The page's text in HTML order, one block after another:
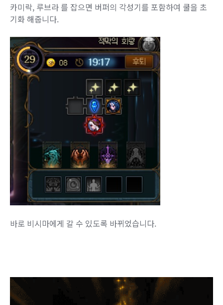
카미락, 루브라 를 잡으면 버퍼의 각성기를 포함하여 쿨을 초
기화 해줍니다.
바로 비시마에게 갈 수 있도록 바뀌었습니다.